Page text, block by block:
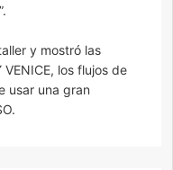
y mostró las
los flujos de
usar una gran